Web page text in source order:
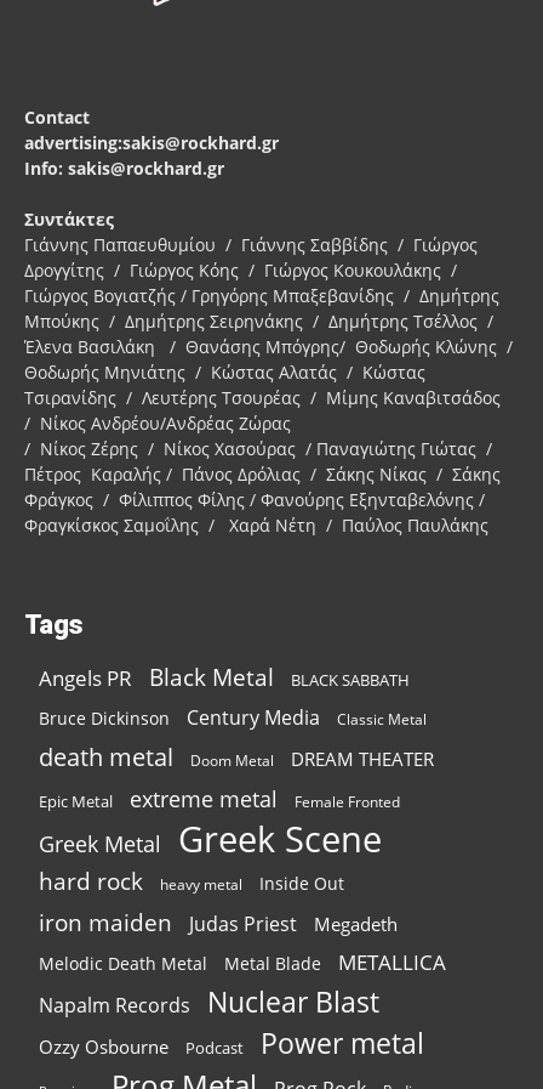
Contact
advertising:sakis@rockhard.gr
Info: sakis@rockhard.gr
Συντάκτες
Γιάννης Παπαευθυμίου / Γιάννης Σαββίδης / Γιώργος
Δρογγίτης / Γιώργος Κόης / Γιώργος Κουκουλάκης /
Γιώργος Βογιατζής / Γρηγόρης Μπαξεβανίδης / Δημήτρης
Μπούκης / Δημήτρης Σειρηνάκης / Δημήτρης Τσέλλος /
Έλενα Βασιλάκη / Θανάσης Μπόγρης/ Θοδωρής Κλώνης /
Θοδωρής Μηνιάτης / Κώστας Αλατάς / Κώστας
Τσιρανίδης / Λευτέρης Τσουρέας / Μίμης Καναβιτσάδος
/ Νίκος Ανδρέου/Ανδρέας Ζώρας
/ Νίκος Ζέρης / Νίκος Χασούρας / Παναγιώτης Γιώτας /
Πέτρος Καραλής / Πάνος Δρόλιας / Σάκης Νίκας / Σάκης
Φράγκος / Φίλιππος Φίλης / Φανούρης Εξηνταβελόνης /
Φραγκίσκος Σαμοΐλης / Χαρά Νέτη / Παύλος Παυλάκης
Tags
Angels PR Black Metal BLACK SABBATH
Bruce Dickinson Century Media Classic Metal
death metal Doom Metal DREAM THEATER
Epic Metal extreme metal Female Fronted
Greek Metal Greek Scene
hard rock heavy metal Inside Out
iron maiden Judas Priest Megadeth
Melodic Death Metal Metal Blade METALLICA
Napalm Records Nuclear Blast
Ozzy Osbourne Podcast Power metal